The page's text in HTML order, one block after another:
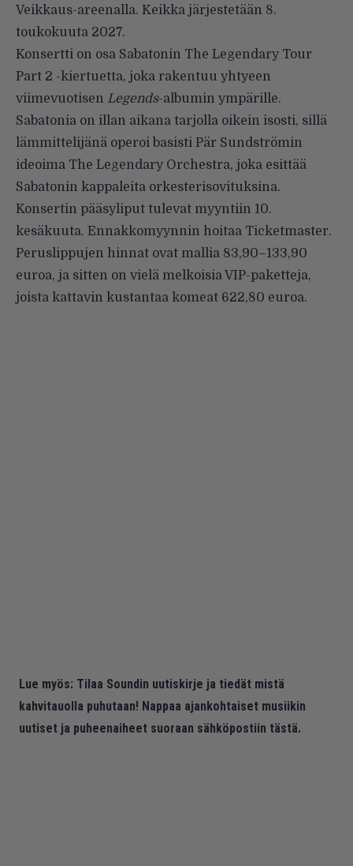
Veikkaus-areenalla. Keikka järjestetään 8.
toukokuuta 2027.
Konsertti on osa Sabatonin The Legendary Tour
Part 2 -kiertuetta, joka rakentuu yhtyeen
viimevuotisen Legends-albumin ympärille.
Sabatonia on illan aikana tarjolla oikein isosti, sillä
lämmittelijänä operoi basisti Pär Sundströmin
ideoima The Legendary Orchestra, joka esittää
Sabatonin kappaleita orkesterisovituksina.
Konsertin pääsyliput tulevat myyntiin 10.
kesäkuuta. Ennakkomyynnin hoitaa Ticketmaster.
Peruslippujen hinnat ovat mallia 83,90–133,90
euroa, ja sitten on vielä melkoisia VIP-paketteja,
joista kattavin kustantaa komeat 622,80 euroa.
Lue myös: Tilaa Soundin uutiskirje ja tiedät mistä
kahvitauolla puhutaan! Nappaa ajankohtaiset musiikin
uutiset ja puheenaiheet suoraan sähköpostiin tästä.